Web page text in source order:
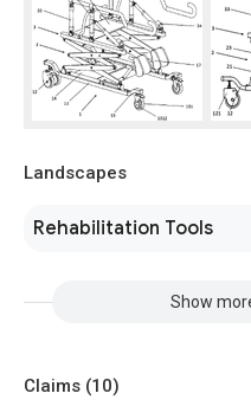
Landscapes
Rehabilitation Tools
Show
Claims (10)